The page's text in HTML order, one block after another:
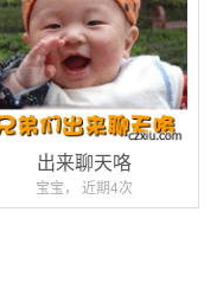
出来聊天咯
宝宝， 近期4次